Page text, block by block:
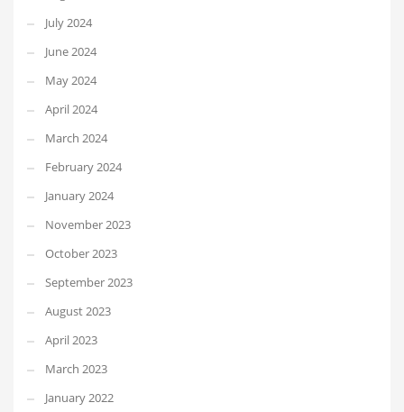
July 2024
June 2024
May 2024
April 2024
March 2024
February 2024
January 2024
November 2023
October 2023
September 2023
August 2023
April 2023
March 2023
January 2022